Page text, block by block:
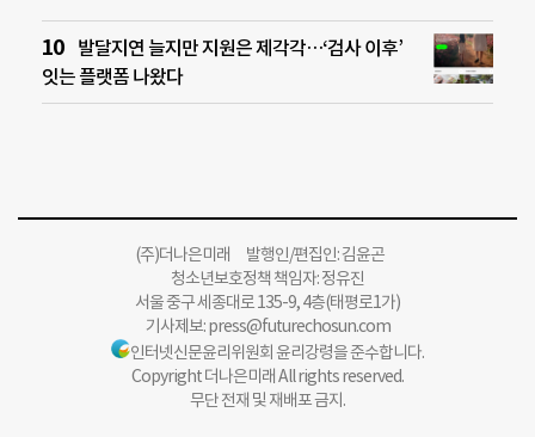
발달지연 늘지만 지원은 제각각…‘검사 이후’
잇는 플랫폼 나왔다
(주)더나은미래 발행인/편집인: 김윤곤
청소년보호정책 책임자: 정유진
서울 중구 세종대로 135-9, 4층(태평로1가)
기사제보:press@futurechosun.com
인터넷신문윤리위원회 윤리강령을 준수합니다.
Copyright 더나은미래 All rights reserved.
무단 전재 및 재배포 금지.